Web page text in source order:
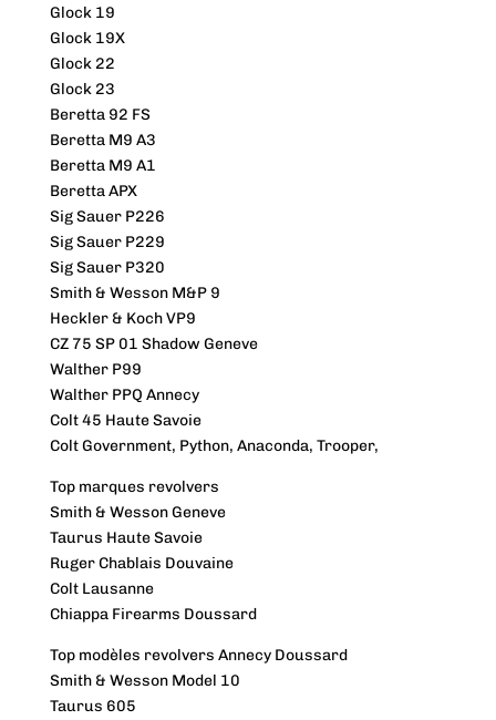
Glock 19
Glock 19X
Glock 22
Glock 23
Beretta 92 FS
Beretta M9 A3
Beretta M9 A1
Beretta APX
Sig Sauer P226
Sig Sauer P229
Sig Sauer P320
Smith & Wesson M&P 9
Heckler & Koch VP9
CZ 75 SP 01 Shadow Geneve
Walther P99
Walther PPQ Annecy
Colt 45 Haute Savoie
Colt Government, Python, Anaconda, Trooper,
Top marques revolvers
Smith & Wesson Geneve
Taurus Haute Savoie
Ruger Chablais Douvaine
Colt Lausanne
Chiappa Firearms Doussard
Top modèles revolvers Annecy Doussard
Smith & Wesson Model 10
Taurus 605